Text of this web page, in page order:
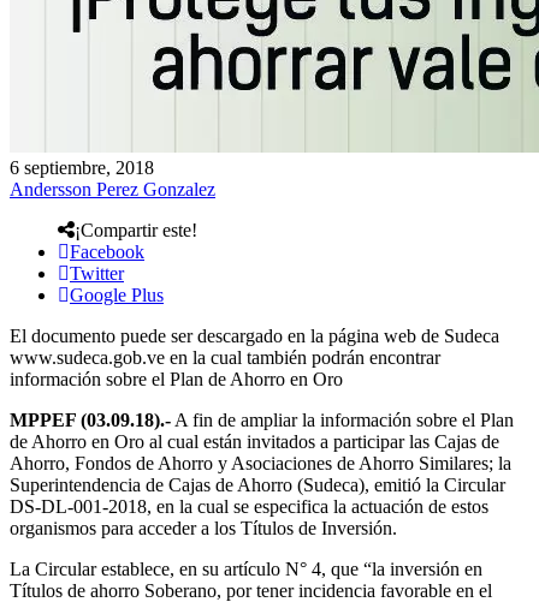
6 septiembre, 2018
Andersson Perez Gonzalez
¡Compartir este!
Facebook
Twitter
Google Plus
El documento puede ser descargado en la página web de Sudeca
www.sudeca.gob.ve en la cual también podrán encontrar
información sobre el Plan de Ahorro en Oro
MPPEF (03.09.18).- A fin de ampliar la información sobre el Plan
de Ahorro en Oro al cual están invitados a participar las Cajas de
Ahorro, Fondos de Ahorro y Asociaciones de Ahorro Similares; la
Superintendencia de Cajas de Ahorro (Sudeca), emitió la Circular
DS-DL-001-2018, en la cual se especifica la actuación de estos
organismos para acceder a los Títulos de Inversión.
La Circular establece, en su artículo N° 4, que “la inversión en
Títulos de ahorro Soberano, por tener incidencia favorable en el